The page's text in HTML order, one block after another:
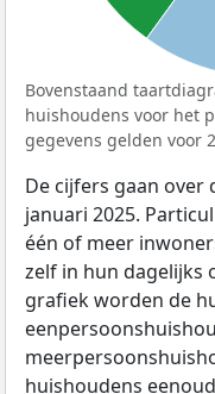
Bovenstaand
huishoudens voor het
gegevens gelden voor
De cijfers gaan over
januari 2025.
één of meer
zelf in hun dagelijks
grafiek worden de
huishoudens